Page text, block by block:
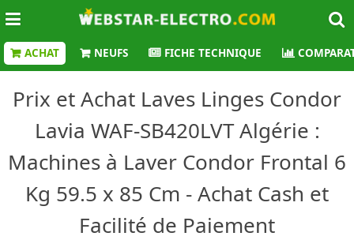
ACHAT NEUFS FICHE TECHNIQUE
Prix et Achat Laves Linges Condor
Lavia WAF-SB420LVT Algérie :
Machines à Laver Condor Frontal 6
Kg 59.5 x 85 Cm - Achat Cash et
Facilité de Paiement